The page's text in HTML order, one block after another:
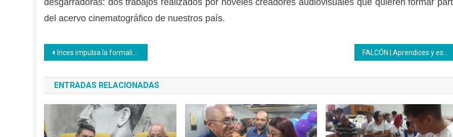
desgarradoras: dos trabajos realizados por noveles creadores audiovisuales que quieren formar
del acervo cinematográfico de nuestros país.
Navegación
de
entradas
Inces impulsa la formalización de emprendimientos
ENTRADAS RELACIONADAS